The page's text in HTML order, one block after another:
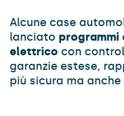
Alcune case
lanciato
elettrico con
garanzie estese,
più sicura ma